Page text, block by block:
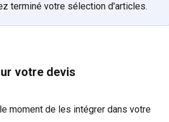
terminé votre sélection d'articles.
votre devis
moment de les intégrer dans votre